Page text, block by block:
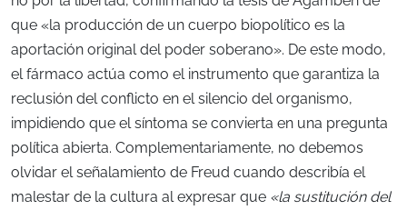
que «la producción de un cuerpo biopolítico es la
aportación original del poder soberano». De este modo,
el fármaco actúa como el instrumento que garantiza la
reclusión del conflicto en el silencio del organismo,
impidiendo que el síntoma se convierta en una pregunta
política abierta. Complementariamente, no debemos
olvidar el señalamiento de Freud cuando describía el
malestar de la cultura al expresar que «la sustitución del